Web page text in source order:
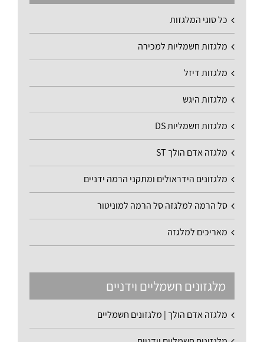
כל סוגי המלגזות
מלגזות חשמליות למכירה
מלגזות דיזל
מלגזות היגש
מלגזות חשמליות DS
מלגזה אדם הולך ST
מלגזונים הידראולים ומתקני הרמה ידניים
סל הרמה למלגזה סל הרמה למוניטור
מאריכים למלגזה
מלגזונים חשמליים וידניים
מלגזה אדם הולך | מלגזונים חשמליים